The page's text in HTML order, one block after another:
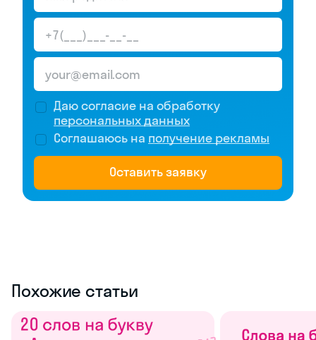
Даю согласие на обработку
персональных данных
Соглашаюсь на получение рекламы
Оставить заявку
Похожие статьи